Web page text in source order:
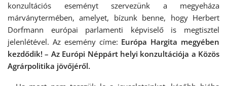
konzultációs eseményt szervezünk a megyeháza
márványtermében, amelyet, bízunk benne, hogy Herbert
Dorfmann európai parlamenti képviselő is megtisztel
jelenlétével. Az esemény címe: Európa Hargita megyében
kezdődik! – Az Európi Néppárt helyi konzultációja a Közös
Agrárpolitika jövőjéről.